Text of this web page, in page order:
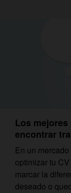
Los
encontrar
En un
optimizar tu
marcar la
deseado o